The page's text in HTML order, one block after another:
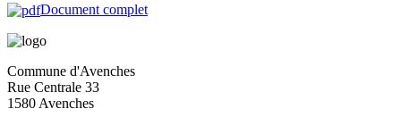
Document complet
Commune d'Avenches
Rue Centrale 33
1580 Avenches